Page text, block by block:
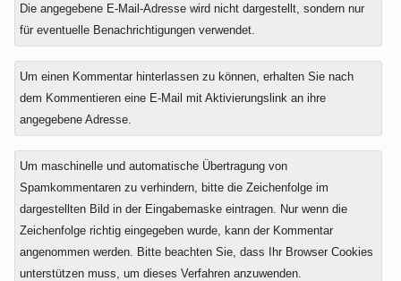
Die angegebene E-Mail-Adresse wird nicht dargestellt, sondern nur
für eventuelle Benachrichtigungen verwendet.
Um einen Kommentar hinterlassen zu können, erhalten Sie nach
dem Kommentieren eine E-Mail mit Aktivierungslink an ihre
angegebene Adresse.
Um maschinelle und automatische Übertragung von
Spamkommentaren zu verhindern, bitte die Zeichenfolge im
dargestellten Bild in der Eingabemaske eintragen. Nur wenn die
Zeichenfolge richtig eingegeben wurde, kann der Kommentar
angenommen werden. Bitte beachten Sie, dass Ihr Browser Cookies
unterstützen muss, um dieses Verfahren anzuwenden.